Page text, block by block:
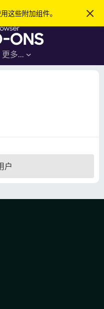
这些附加组件。
忽
此
更多…
登录
户